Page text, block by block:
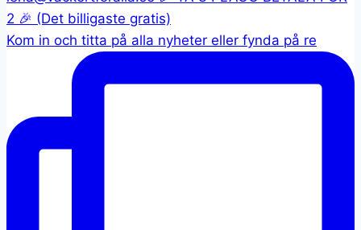
Kom in och titta på alla nyheter eller fynda på re